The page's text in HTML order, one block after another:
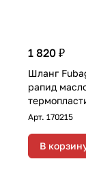
1 820 ₽
Шланг
рапид
диаметр
Арт.170215
В